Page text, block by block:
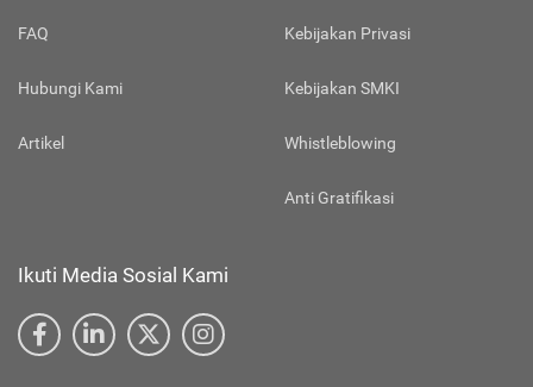
FAQ
Hubungi Kami
Artikel
Kebijakan Privasi
Kebijakan SMKI
Whistleblowing
Anti Gratifikasi
Ikuti Media Sosial Kami